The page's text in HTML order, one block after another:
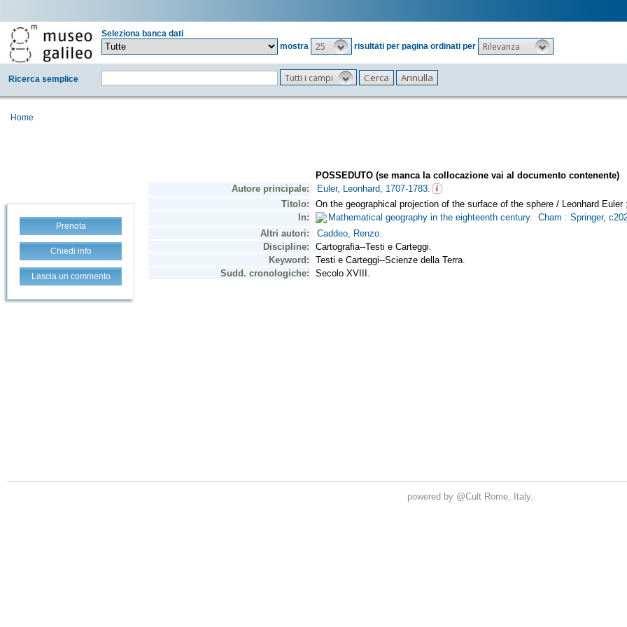
Seleziona banca dati
mostra
25 risultati per pagina ordinati per Rilevanza
Ricerca semplice Tutti i campi
Home
Prenota
Chiedi info
Lascia un commento
powered by @Cult Rome, Italy.